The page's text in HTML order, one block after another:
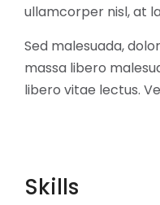
ullamcorper nisl, at
Sed malesuada,
massa libero
libero vitae lectus.
Skills